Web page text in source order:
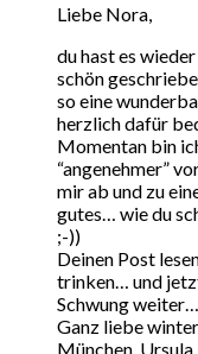
Liebe Nora,
du hast es
schön
so eine
herzlich dafür
Momentan bin
“angenehmer”
mir ab und zu
gutes… wie du
;-))
Deinen Post
trinken… und
Schwung weiter…
Ganz liebe
München, Ursula